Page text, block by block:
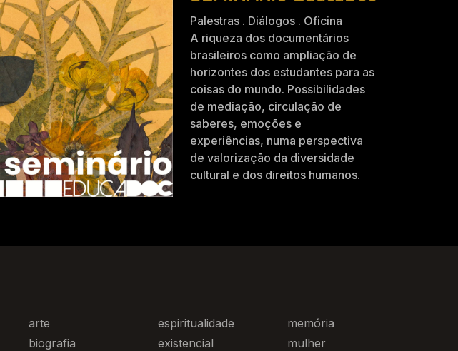
Palestras . Diálogos . Oficina
A riqueza dos documentários
brasileiros como ampliação de
horizontes dos estudantes para as
coisas do mundo. Possibilidades
de mediação, circulação de
saberes, emoções e
experiências, numa perspectiva
de valorização da diversidade
cultural e dos direitos humanos.
arte
biografia
espiritualidade
existencial
memória
mulher